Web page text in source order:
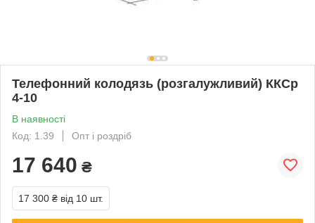
Телефонний колодязь (розгалужливий) ККСр
4-10
В наявності
Код: 1.39
Опт і роздріб
17 640 ₴
17 300 ₴ від 10 шт.